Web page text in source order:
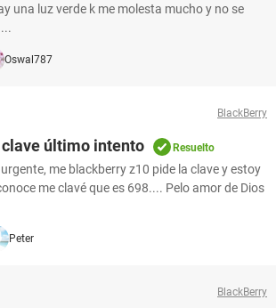
una luz verde k me molesta mucho y no se
Oswal787
BlackBerry
último intento Resuelto
me blackberry z10 pide la clave y estoy
me clavé que es 698.... Pelo amor de Dios
Peter
BlackBerry